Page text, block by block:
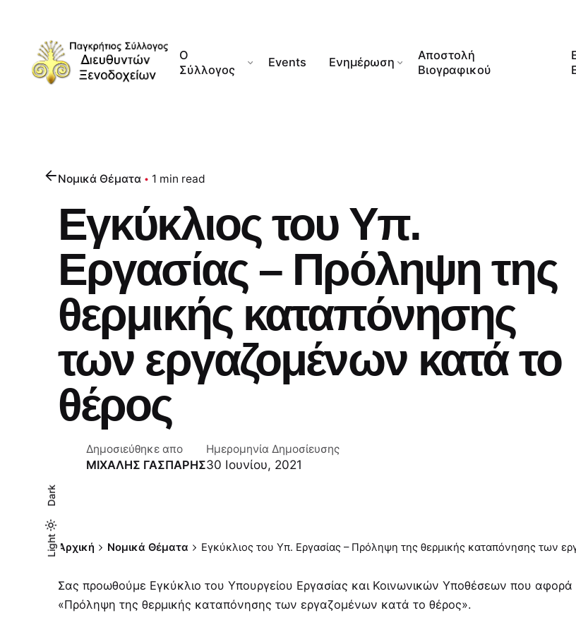
Light
Dark
Light
Dark
content
Ο
Σύλλογος
Events Ενημέρωση
Αποστολή
Βιογραφικού
Νομικά Θέματα 1 min read
Εγκύκλιος του Υπ.
Εργασίας – Πρόληψη της
θερμικής καταπόνησης
των εργαζομένων κατά το
θέρος
Δημοσιεύθηκε απο
ΜΙΧΑΛΗΣ ΓΑΣΠΑΡΗΣ
Ημερομηνία Δημοσίευσης
30 Ιουνίου, 2021
Αρχική Νομικά Θέματα Εγκύκλιος του Υπ. Εργασίας – Πρόληψη της θερμικής καταπόνησης των
Σας προωθούμε Εγκύκλιο του Υπουργείου Εργασίας και Κοινωνικών Υποθέσεων που αφορά
«Πρόληψη της θερμικής καταπόνησης των εργαζομένων κατά το θέρος».